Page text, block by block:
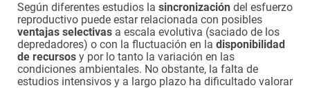
Según diferentes estudios la sincronización del esfuerzo
reproductivo puede estar relacionada con posibles
ventajas selectivas a escala evolutiva (saciado de los
depredadores) o con la fluctuación en la disponibilidad
de recursos y por lo tanto la variación en las
condiciones ambientales. No obstante, la falta de
estudios intensivos y a largo plazo ha dificultado valorar